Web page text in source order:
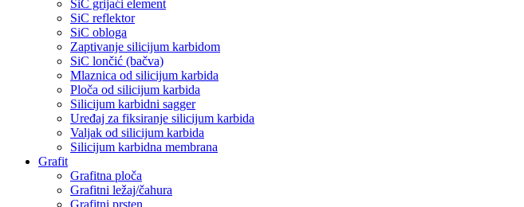
SiC grijaći element
SiC reflektor
SiC obloga
Zaptivanje silicijum karbidom
SiC lončić (bačva)
Mlaznica od silicijum karbida
Ploča od silicijum karbida
Silicijum karbidni sagger
Uređaj za fiksiranje silicijum karbida
Valjak od silicijum karbida
Silicijum karbidna membrana
Grafit
Grafitna ploča
Grafitni ležaj/čahura
Grafitni prsten